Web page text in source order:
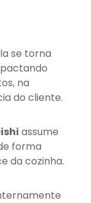
se torna
na
do cliente.
assume
forma
da cozinha.